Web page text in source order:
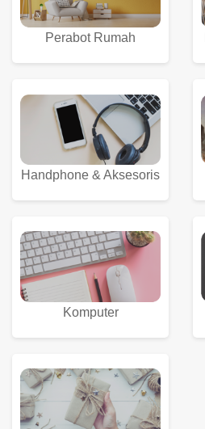
Perabot Rumah
Handphone & Aksesoris
Komputer